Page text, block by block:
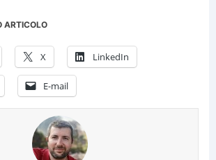
ARTICOLO
X LinkedIn
E-mail